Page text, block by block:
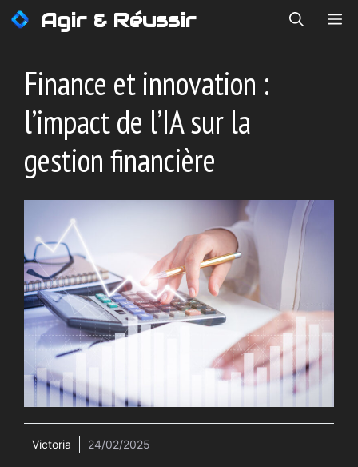
Aller
au
Agir & Réussir
Finance et innovation :
l’impact de l’IA sur la
gestion financière
Victoria 24/02/2025